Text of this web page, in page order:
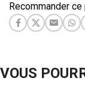
Recommander ce
VOUS